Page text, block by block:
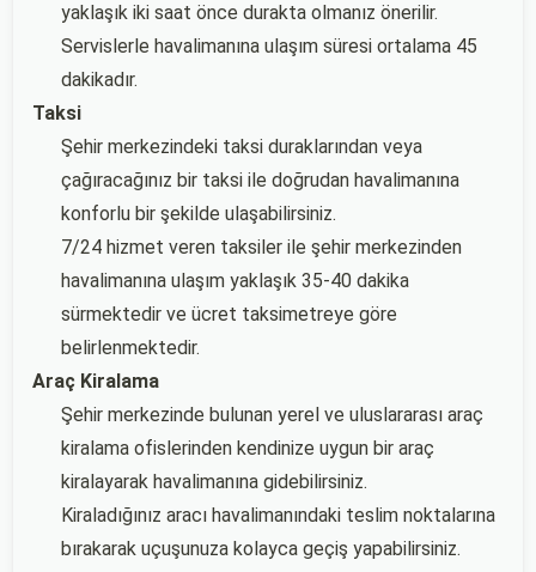
yaklaşık iki saat önce durakta olmanız önerilir.
Servislerle havalimanına ulaşım süresi ortalama 45
dakikadır.
Taksi
Şehir merkezindeki taksi duraklarından veya
çağıracağınız bir taksi ile doğrudan havalimanına
konforlu bir şekilde ulaşabilirsiniz.
7/24 hizmet veren taksiler ile şehir merkezinden
havalimanına ulaşım yaklaşık 35-40 dakika
sürmektedir ve ücret taksimetreye göre
belirlenmektedir.
Araç Kiralama
Şehir merkezinde bulunan yerel ve uluslararası araç
kiralama ofislerinden kendinize uygun bir araç
kiralayarak havalimanına gidebilirsiniz.
Kiraladığınız aracı havalimanındaki teslim noktalarına
bırakarak uçuşunuza kolayca geçiş yapabilirsiniz.